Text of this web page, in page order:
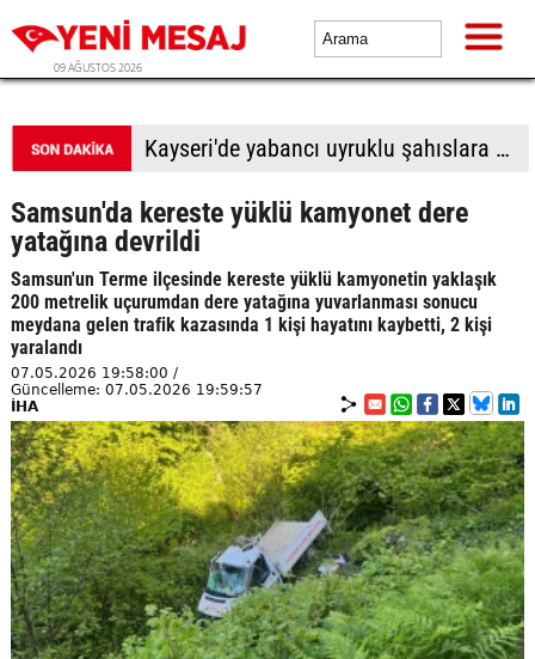
09 AĞUSTOS 2026
BTP Antalya İl Başkanlığından yoğun mesai: İl binasında ve Manavgat'ta üye buluşmaları
Samsun'da kereste yüklü kamyonet dere
yatağına devrildi
Samsun'un Terme ilçesinde kereste yüklü kamyonetin yaklaşık
200 metrelik uçurumdan dere yatağına yuvarlanması sonucu
meydana gelen trafik kazasında 1 kişi hayatını kaybetti, 2 kişi
yaralandı
07.05.2026 19:58:00 /
Güncelleme: 07.05.2026 19:59:57
İHA